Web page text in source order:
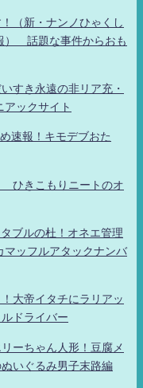
（新・ナンノひゃくし
） 話題な事件からおも
すき永遠の非リア充・
ックサイト
速報！キモデブおた
ひきこもりニートのオ
ブルの杜！オネエ管理
マッフルアタックナンバ
大帝イタチにラリアッ
ドライバー
ーちゃん人形！豆腐メ
いぐるみ男子末路編